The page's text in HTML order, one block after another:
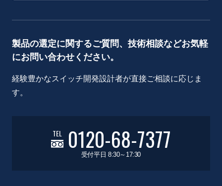
製品の選定に関するご質問、技術相談などお気軽
にお問い合わせください。
経験豊かなスイッチ開発設計者が直接ご相談に応じま
す。
TEL 0120-68-7377
受付平日 8:30～17:30